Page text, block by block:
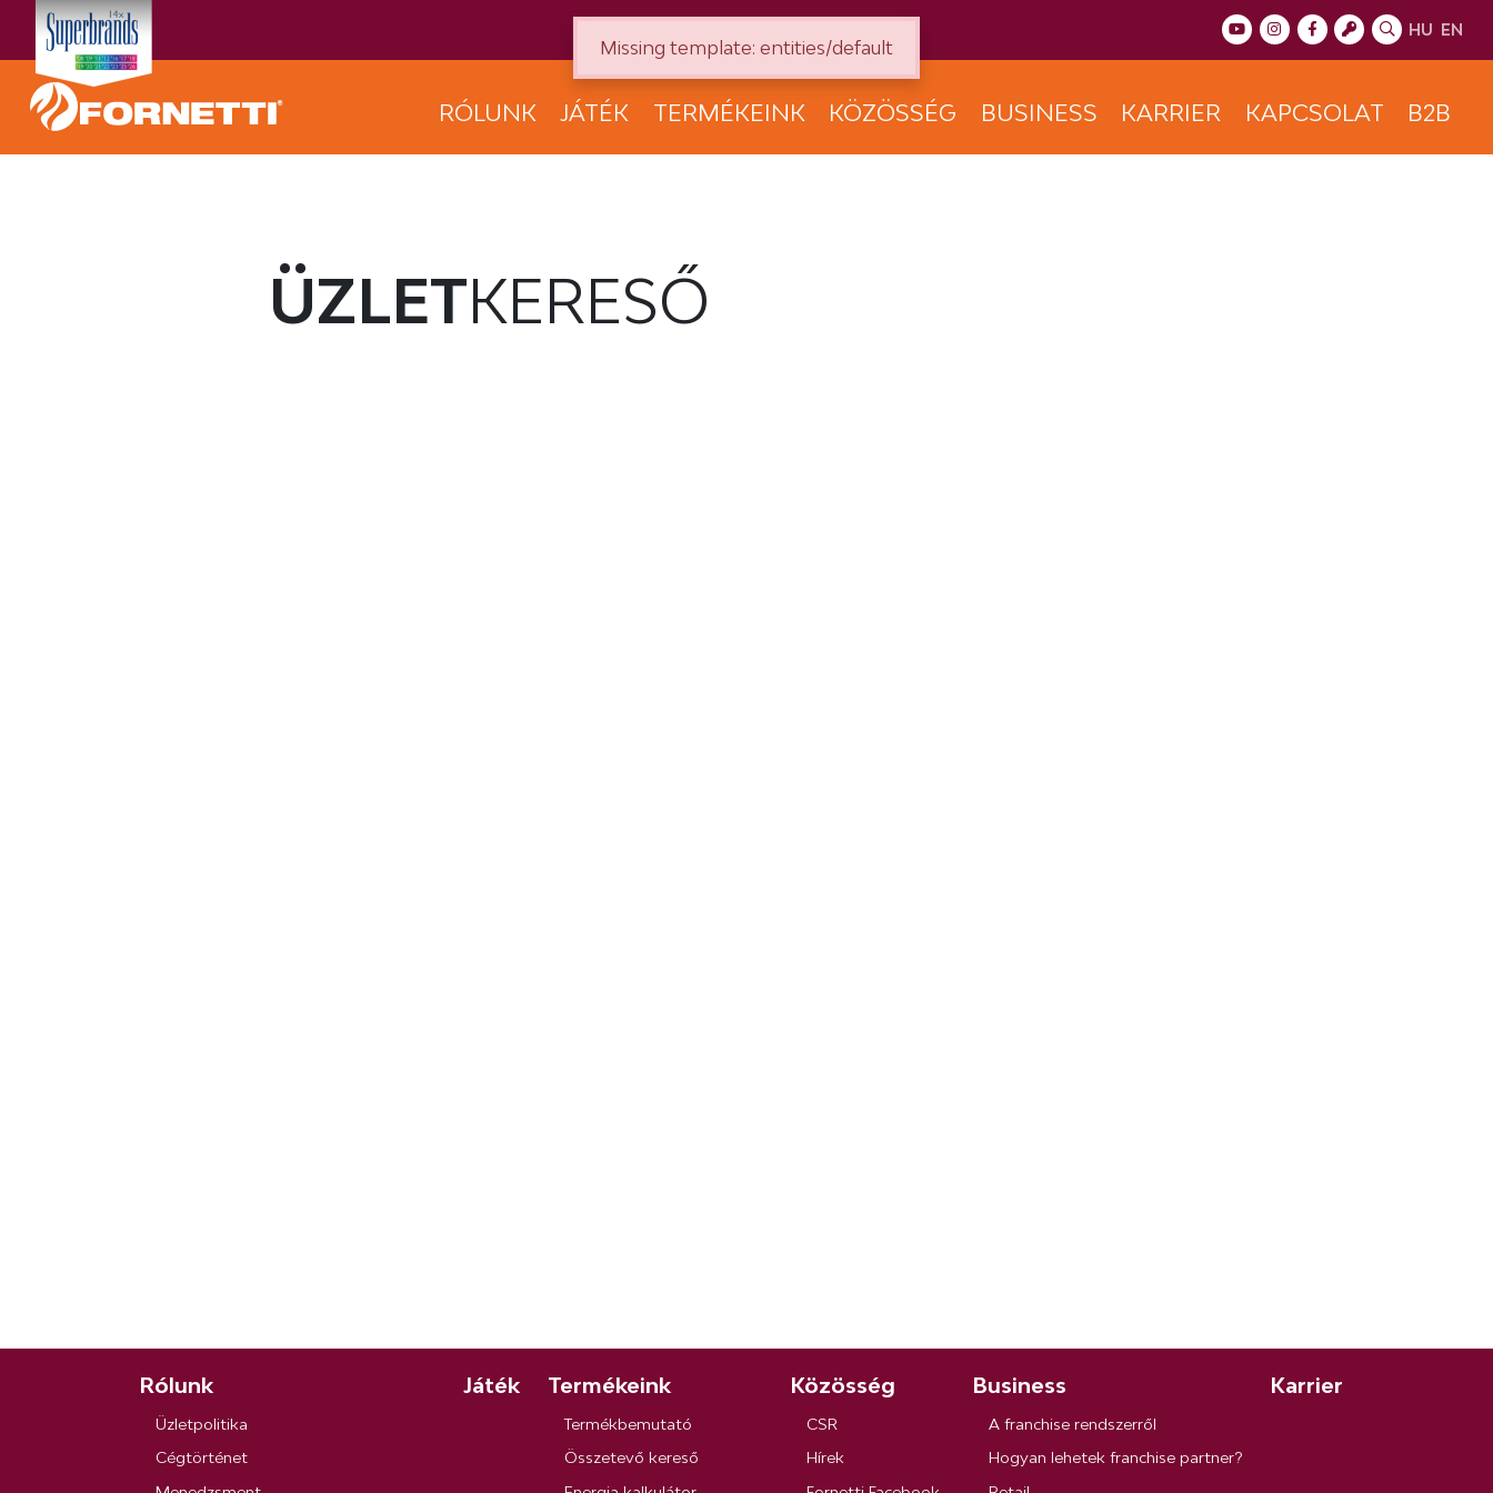
HU EN
RÓLUNK JÁTÉK TERMÉKEINK KÖZÖSSÉG BUSINESS KARRIER KAPCSOLAT B2B
ÜZLETKERESŐ
Rólunk
Üzletpolitika
Cégtörténet
Játék Termékeink
Termékbemutató
Összetevő kereső
Közösség
CSR
Hírek
Business
A franchise rendszerről
Hogyan lehetek franchise partner?
Karrier
Missing template: entities/default